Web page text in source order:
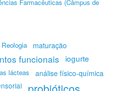
Farmacêuticas (Câmpus de
Reologia maturação
funcionais iogurte
lácteas
análise físico-química